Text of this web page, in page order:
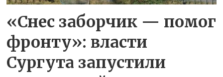
«Снес заборчик — помог
фронту»: власти
Сургута запустили